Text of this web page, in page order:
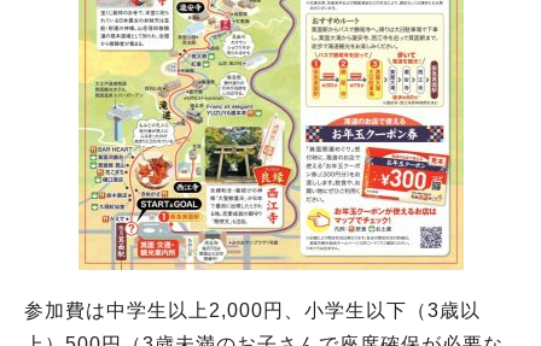
参加費は中学生以上2,000円、小学生以下（3歳以